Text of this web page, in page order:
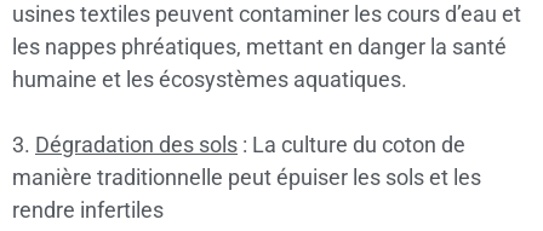
usines textiles peuvent contaminer les cours d’eau et
les nappes phréatiques, mettant en danger la santé
humaine et les écosystèmes aquatiques.
3. Dégradation des sols : La culture du coton de
manière traditionnelle peut épuiser les sols et les
rendre infertiles